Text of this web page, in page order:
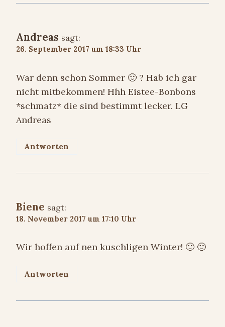
Andreas sagt:
26. September 2017 um 18:33 Uhr
War denn schon Sommer 🙂 ? Hab ich gar
nicht mitbekommen! Hhh Eistee-Bonbons
*schmatz* die sind bestimmt lecker. LG
Andreas
Antworten
Biene sagt:
18. November 2017 um 17:10 Uhr
Wir hoffen auf nen kuschligen Winter! 🙂 🙂
Antworten